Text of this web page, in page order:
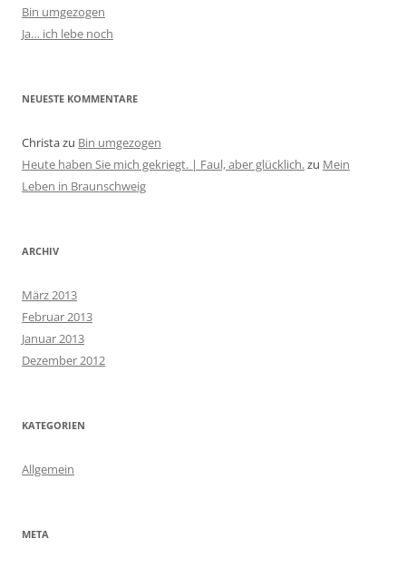
Bin umgezogen
Ja… ich lebe noch
NEUESTE KOMMENTARE
Christazu Bin umgezogen
Heute haben Sie mich gekriegt. | Faul, aber glücklich.zu Mein
Leben in Braunschweig
ARCHIV
März 2013
Februar 2013
Januar 2013
Dezember 2012
KATEGORIEN
Allgemein
META